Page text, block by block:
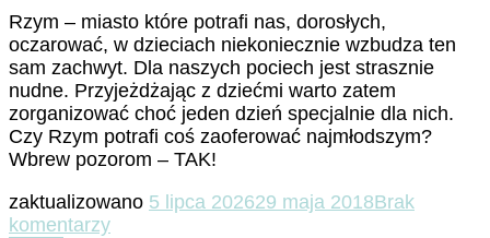
Rzym – miasto które potrafi nas, dorosłych,
oczarować, w dzieciach niekoniecznie wzbudza ten
sam zachwyt. Dla naszych pociech jest strasznie
nudne. Przyjeżdżając z dziećmi warto zatem
zorganizować choć jeden dzień specjalnie dla nich.
Czy Rzym potrafi coś zaoferować najmłodszym?
Wbrew pozorom – TAK!
zaktualizowano 5 lipca 202629 maja 2018Brak
komentarzydo